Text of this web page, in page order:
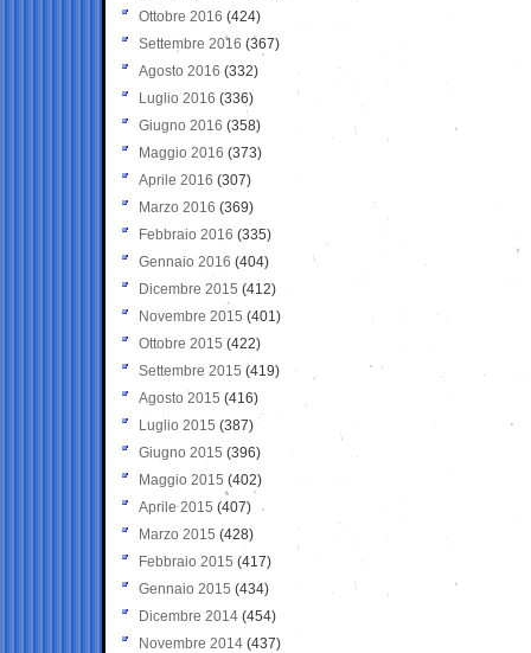
Ottobre 2016 (424)
Settembre 2016 (367)
Agosto 2016 (332)
Luglio 2016 (336)
Giugno 2016 (358)
Maggio 2016 (373)
Aprile 2016 (307)
Marzo 2016 (369)
Febbraio 2016 (335)
Gennaio 2016 (404)
Dicembre 2015 (412)
Novembre 2015 (401)
Ottobre 2015 (422)
Settembre 2015 (419)
Agosto 2015 (416)
Luglio 2015 (387)
Giugno 2015 (396)
Maggio 2015 (402)
Aprile 2015 (407)
Marzo 2015 (428)
Febbraio 2015 (417)
Gennaio 2015 (434)
Dicembre 2014 (454)
Novembre 2014 (437)